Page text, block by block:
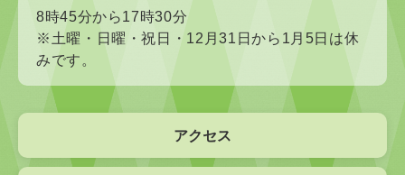
8時45分から17時30分
※土曜・日曜・祝日・12月31日から1月5日は休
みです。
アクセス